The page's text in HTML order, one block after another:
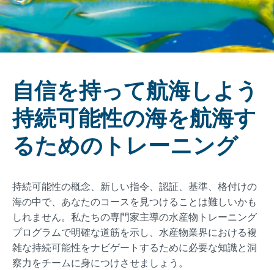
自信を持って航海しよう
持続可能性の海を航海す
るためのトレーニング
持続可能性の概念、新しい指令、認証、基準、格付けの
海の中で、あなたのコースを見つけることは難しいかも
しれません。私たちの専門家主導の水産物トレーニング
プログラムで明確な道筋を示し、水産物業界における複
雑な持続可能性をナビゲートするために必要な知識と洞
察力をチームに身につけさせましょう。